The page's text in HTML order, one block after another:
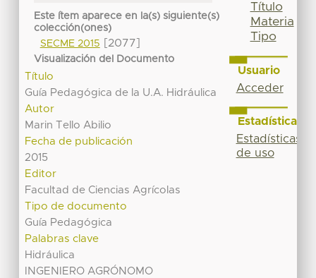
Este ítem aparece en la(s) siguiente(s)
colección(ones)
SECME 2015
[2077]
Visualización del Documento
Título
Guía Pedagógica de la U.A. Hidráulica
Autor
Marin Tello Abilio
Fecha de publicación
2015
Editor
Facultad de Ciencias Agrícolas
Tipo de documento
Guía Pedagógica
Palabras clave
Hidráulica
INGENIERO AGRÓNOMO
Título
Materia
Tipo
Usuario
Acceder
Estadísticas
Estadísticas
de uso